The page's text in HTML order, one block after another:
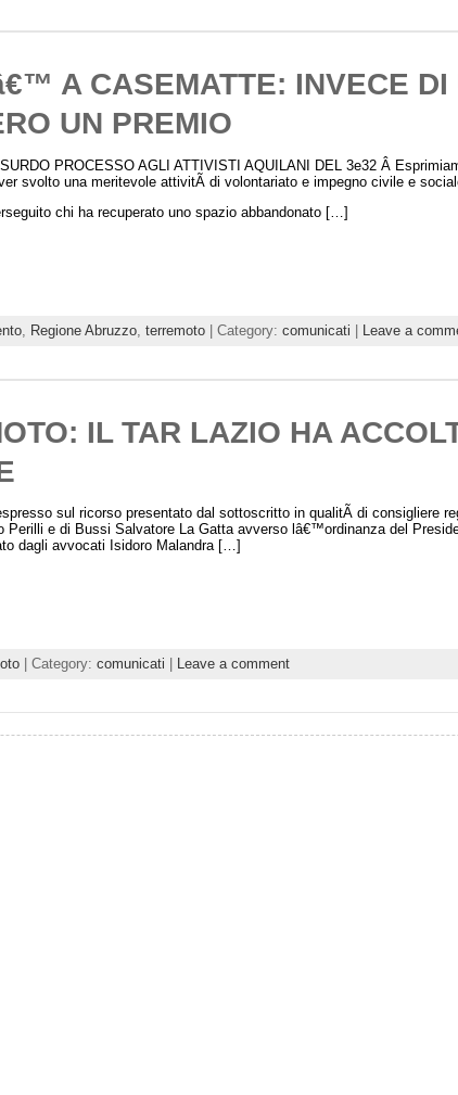
A CASEMATTE: INVECE DI
UN PREMIO
PROCESSO AGLI ATTIVISTI AQUILANI DEL 3e32 Â
svolto una meritevole attivitÃ di volontariato e impegno civile e
chi ha recuperato uno spazio abbandonato […]
Regione Abruzzo terremoto | Category: comunicati | Leave a
IL TAR LAZIO HA
sul ricorso presentato dal sottoscritto in qualitÃ di consigliere
Perilli e di Bussi Salvatore La Gatta avverso lâ€™ordinanza del
dagli avvocati Isidoro Malandra […]
| Category: comunicati Leave a comment